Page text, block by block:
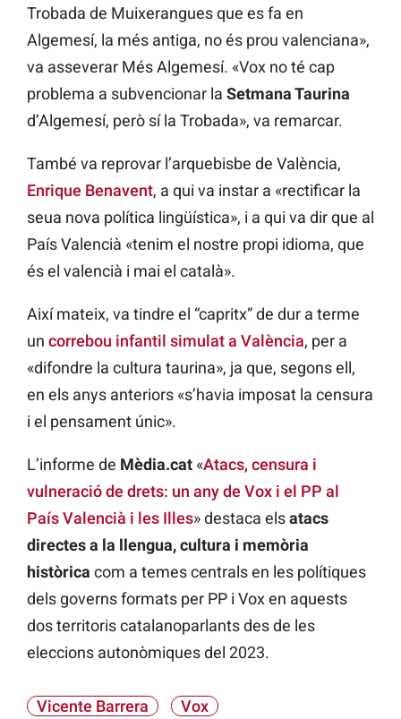
Trobada de Muixerangues que es fa en
Algemesí, la més antiga, no és prou valenciana»,
va asseverar Més Algemesí. «Vox no té cap
problema a subvencionar la Setmana Taurina
d’Algemesí, però sí la Trobada», va remarcar.
També va reprovar l’arquebisbe de València,
Enrique Benavent, a qui va instar a «rectificar la
seua nova política lingüística», i a qui va dir que al
País Valencià «tenim el nostre propi idioma, que
és el valencià i mai el català».
Així mateix, va tindre el “capritx” de dur a terme
un correbou infantil simulat a València, per a
«difondre la cultura taurina», ja que, segons ell,
en els anys anteriors «s’havia imposat la censura
i el pensament únic».
L’informe de Mèdia.cat «Atacs, censura i
vulneració de drets: un any de Vox i el PP al
País Valencià i les Illes» destaca elsatacs
directes a la llengua, cultura i memòria
històrica com a temes centrals en les polítiques
dels governs formats per PP i Vox en aquests
dos territoris catalanoparlants des de les
eleccions autonòmiques del 2023.
Vicente Barrera Vox